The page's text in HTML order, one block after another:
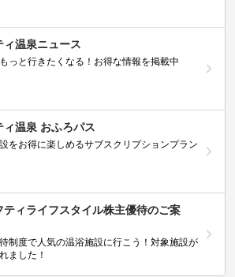
ィ温泉ニュース
っと行きたくなる！お得な情報を掲載中
ィ温泉 おふろパス
をお得に楽しめるサブスクリプションプラン
ティライフスタイル株主優待のご案
制度で人気の温浴施設に行こう！対象施設が
ました！